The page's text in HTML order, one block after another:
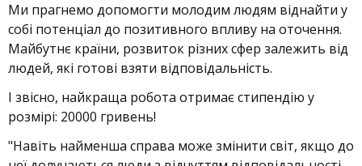
Ми прагнемо допомогти молодим людям віднайти у
собі потенціал до позитивного впливу на оточення.
Майбутнє країни, розвиток різних сфер залежить від
людей, які готові взяти відповідальність.
І звісно, найкраща робота отримає стипендію у
розмірі: 20000 гривень!
"Навіть найменша справа може змінити світ, якщо до